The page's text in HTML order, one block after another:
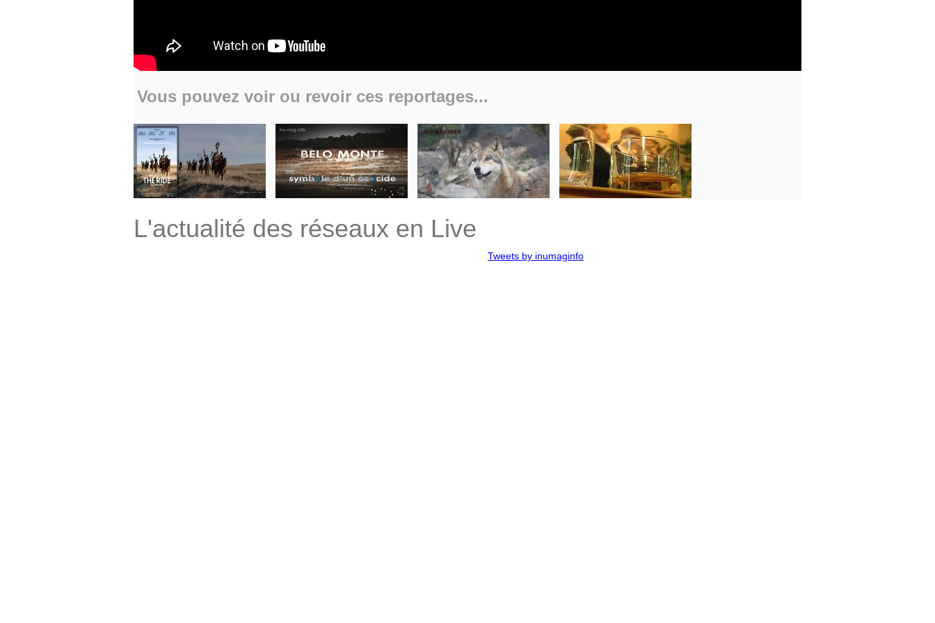
Vous pouvez voir ou revoir ces reportages...
L'actualité des réseaux en Live
Tweets by inumaginfo